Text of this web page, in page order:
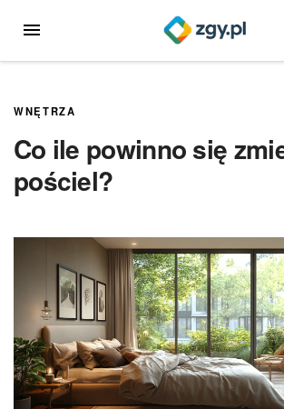
MENU
WNĘTRZA
Co ile powinno się
pościel?